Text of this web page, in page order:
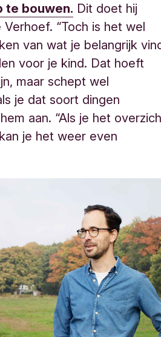
te bouwen. Dit doet hij
“Toch is het wel
van wat je belangrijk
voor je kind. Dat hoeft
maar schept wel
je dat soort dingen
aan. “Als je het
je het weer even